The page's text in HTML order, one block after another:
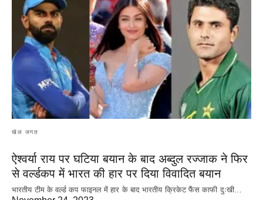
खेल जगत
ऐश्वर्या राय पर‌ घटिया बयान के बाद अब्दुल रज्जाक ने फिर
से वर्ल्डकप में भारत की हार पर दिया विवादित बयान
भारतीय टीम के वर्ल्ड कप फाइनल में हार के‌ बाद भारतीय क्रिकेट फैंस काफी दुःखी…